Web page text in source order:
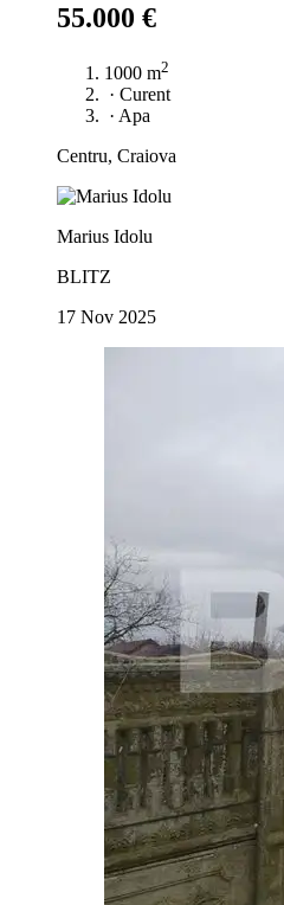
55.000 €
1000 m2
· Curent
· Apa
Centru, Craiova
Marius Idolu
BLITZ
17 Nov 2025